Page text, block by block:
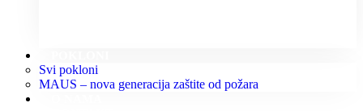
Svi pokloni
MAUS – nova generacija zaštite od požara